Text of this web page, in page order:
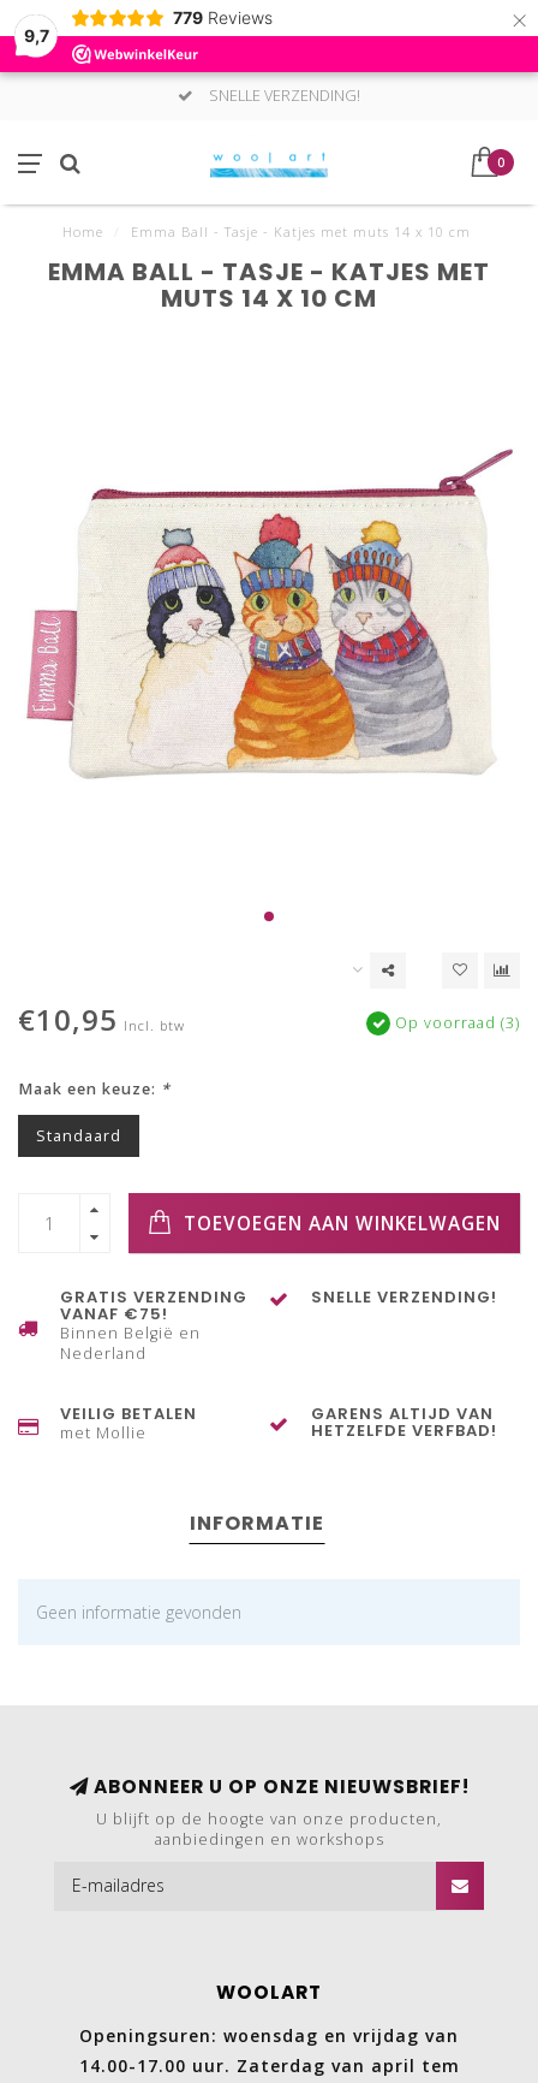
9,7
779 Reviews ×
SNELLE VERZENDING!
0
Home Emma Ball - Tasje - Katjes met muts 14 x 10 cm
EMMA BALL - TASJE - KATJES MET
MUTS 14 X 10 CM
€10,95 Incl. btw Op voorraad (3)
Maak een keuze: *
Standaard
TOEVOEGEN AAN WINKELWAGEN
GRATIS VERZENDING
VANAF €75!
Binnen België en
Nederland
SNELLE VERZENDING!
VEILIG BETALEN
met Mollie
GARENS ALTIJD VAN
HETZELFDE VERFBAD!
INFORMATIE
Geen informatie gevonden
ABONNEER U OP ONZE NIEUWSBRIEF!
U blijft op de hoogte van onze producten,
aanbiedingen en workshops
WOOLART
Openingsuren: woensdag en vrijdag van
14.00-17.00 uur. Zaterdag van april tem